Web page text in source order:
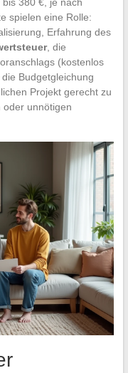
spielen eine Rolle:
Erfahrung des
, die
(kostenlos
Budgetgleichung
Projekt gerecht zu
unnötigen